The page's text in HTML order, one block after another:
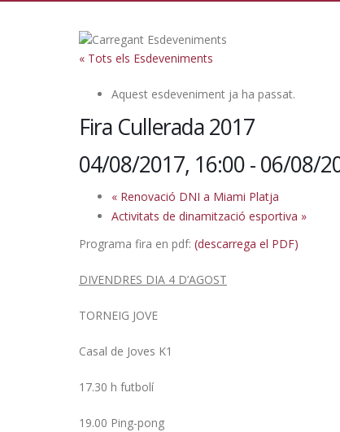
« Tots els Esdeveniments
Aquest esdeveniment ja ha passat.
Fira Cullerada 2017
04/08/2017, 16:00-06/08/
« Renovació DNI a Miami Platja
Activitats de dinamització esportiva »
Programa fira en pdf: (descarrega el PDF)
DIVENDRES DIA 4 D’AGOST
TORNEIG JOVE
Casal de Joves K1
17.30 h futbolí
19.00 Ping-pong